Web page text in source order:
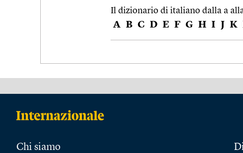
Il dizionario di italiano dalla a
A B C D E F G H I J K
Chi siamo